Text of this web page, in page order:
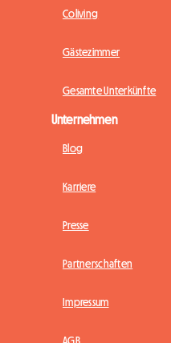
Coliving
Gästezimmer
Gesamte Unterkünfte
Unternehmen
Blog
Karriere
Presse
Partnerschaften
Impressum
AGB